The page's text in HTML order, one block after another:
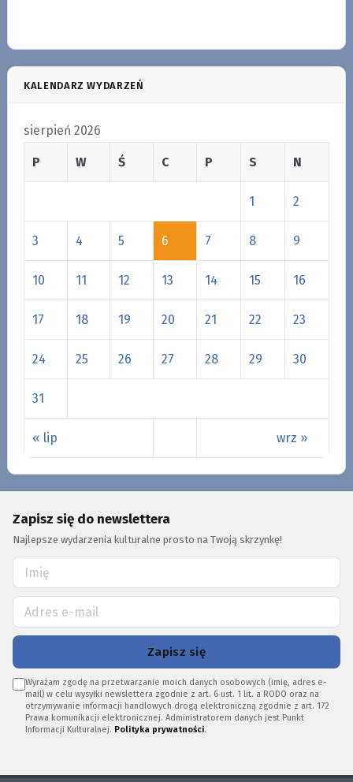
KALENDARZ WYDARZEŃ
sierpień 2026
P W Ś C P S N
« lip wrz »
1 2
3 4 5 6 7 8 9
10 11 12 13 14 15 16
17 18 19 20 21 22 23
24 25 26 27 28 29 30
31
Zapisz się do newslettera
Najlepsze wydarzenia kulturalne prosto na Twoją skrzynkę!
Zapisz się
Wyrażam zgodę na przetwarzanie moich danych osobowych (imię, adres e-
mail) w celu wysyłki newslettera zgodnie z art. 6 ust. 1 lit. a RODO oraz na
otrzymywanie informacji handlowych drogą elektroniczną zgodnie z art. 172
Prawa komunikacji elektronicznej. Administratorem danych jest Punkt
Informacji Kulturalnej. Polityka prywatności.